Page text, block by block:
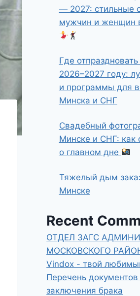
— 2027: стильные
мужчин и женщин
Где
2026–2027 году:
и программы для
Минска и СНГ
Свадебный
Минске и СНГ: как
о главном дне
Тяжелый дым
Минске
Recent
ОТДЕЛ ЗАГС
МОСКОВСКОГО
Vindox - твой
Перечень
заключения брака